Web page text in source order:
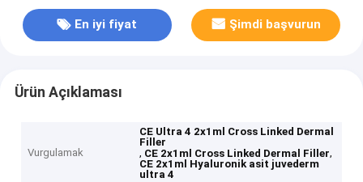
En iyi fiyat Şimdi başvurun
Ürün Açıklaması
Vurgulamak
CE Ultra 4 2x1ml Cross Linked Dermal
Filler
, CE 2x1ml Cross Linked Dermal Filler,
CE 2x1ml Hyaluronik asit juvederm
ultra 4